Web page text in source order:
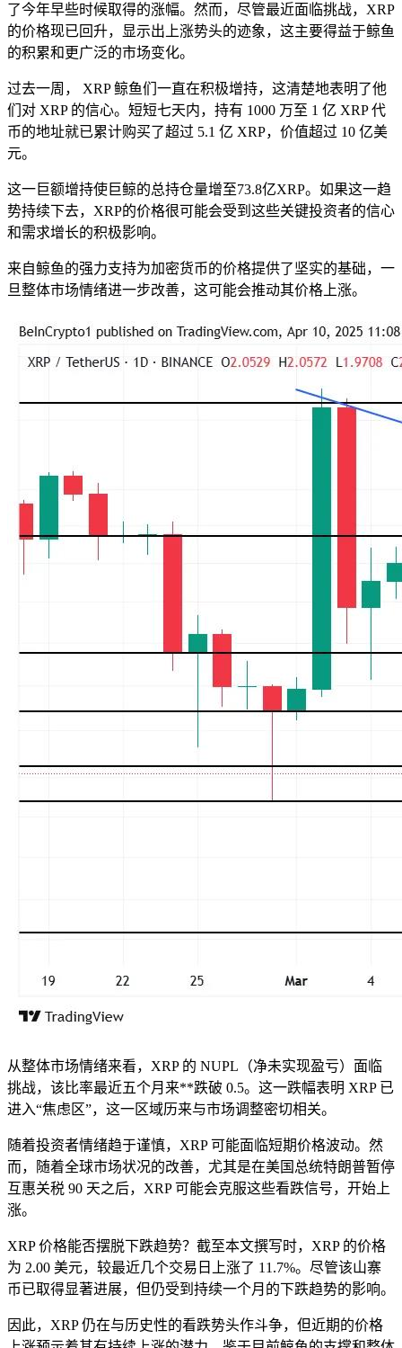
了今年早些时候取得的涨幅。然而，尽管最近面临挑战，XRP
的价格现已回升，显示出上涨势头的迹象，这主要得益于鲸鱼
的积累和更广泛的市场变化。
过去一周， XRP 鲸鱼们一直在积极增持，这清楚地表明了他
们对 XRP 的信心。短短七天内，持有 1000 万至 1 亿 XRP 代
币的地址就已累计购买了超过 5.1 亿 XRP，价值超过 10 亿美
元。
这一巨额增持使巨鲸的总持仓量增至73.8亿XRP。如果这一趋
势持续下去，XRP的价格很可能会受到这些关键投资者的信心
和需求增长的积极影响。
来自鲸鱼的强力支持为加密货币的价格提供了坚实的基础，一
旦整体市场情绪进一步改善，这可能会推动其价格上涨。
从整体市场情绪来看，XRP 的 NUPL（净未实现盈亏）面临
挑战，该比率最近五个月来**跌破 0.5。这一跌幅表明 XRP 已
进入“焦虑区”，这一区域历来与市场调整密切相关。
随着投资者情绪趋于谨慎，XRP 可能面临短期价格波动。然
而，随着全球市场状况的改善，尤其是在美国总统特朗普暂停
互惠关税 90 天之后，XRP 可能会克服这些看跌信号，开始上
涨。
XRP 价格能否摆脱下跌趋势？截至本文撰写时，XRP 的价格
为 2.00 美元，较最近几个交易日上涨了 11.7%。尽管该山寨
币已取得显著进展，但仍受到持续一个月的下跌趋势的影响。
因此，XRP 仍在与历史性的看跌势头作斗争，但近期的价格